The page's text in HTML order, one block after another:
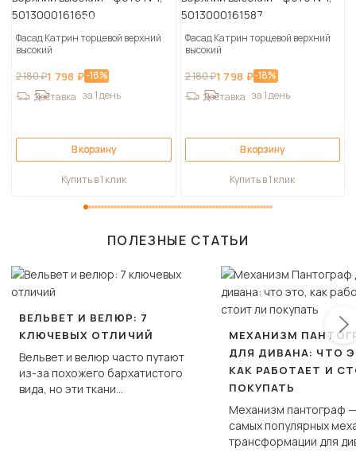
Фасад Катрин торцевой верхний
высокий
2 180 ₽1 798 ₽-18%
Доставка за 1 день
В корзину
Купить в 1 клик
Фасад Катрин торцевой верхний
высокий
2 180 ₽1 798 ₽-18%
Доставка за 1 день
В корзину
Купить в 1 клик
ПОЛЕЗНЫЕ СТАТЬИ
ВЕЛЬВЕТ И ВЕЛЮР: 7
КЛЮЧЕВЫХ ОТЛИЧИЙ
Вельвет и велюр часто путают
из-за похожего бархатистого
вида, но эти ткани
МЕХАНИЗМ
ДЛЯ ДИВАНА: ЧТО
КАК РАБОТАЕТ И
ПОКУПАТЬ
Механизм пантограф
самых популярных
трансформации для